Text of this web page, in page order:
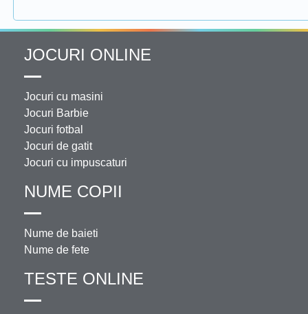
JOCURI ONLINE
Jocuri cu masini
Jocuri Barbie
Jocuri fotbal
Jocuri de gatit
Jocuri cu impuscaturi
NUME COPII
Nume de baieti
Nume de fete
TESTE ONLINE